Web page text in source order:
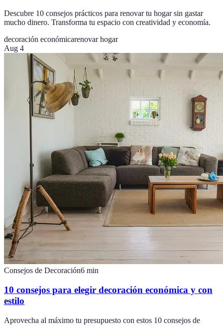
Descubre 10 consejos prácticos para renovar tu hogar sin gastar
mucho dinero. Transforma tu espacio con creatividad y economía.
decoración económicarenovar hogar
Aug 4
Consejos de Decoración6 min
10 consejos para elegir decoración económica y con
estilo
Aprovecha al máximo tu presupuesto con estos 10 consejos de